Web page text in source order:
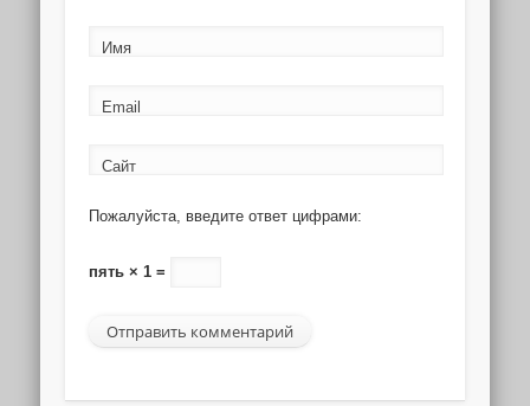
Имя
Email
Сайт
Пожалуйста, введите ответ цифрами:
пять × 1 =